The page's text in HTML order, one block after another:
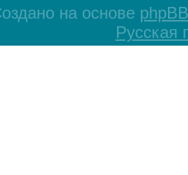
на основе phpBB
Русская